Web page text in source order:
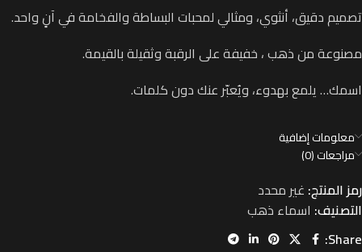
تصميم دقيق، أنثوي، ومثالي لمحبات البساطة والفخامة في آنٍ واحد.
مصنوعة من ذهب ، خفيفة على الرقبة وثقيلة بالقيمة.
اسمك… يلمع بهدوء، ويُعبّر عنك دون كلمات.
معلومات إضافية
مراجعات (0)
رمز المنتج: غير محدد
التصنيف: اسماء ذهب
Share: